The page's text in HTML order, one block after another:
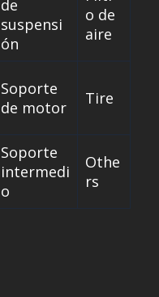
de
suspensi
ón
o de
aire
Soporte
de motor
Tire
Soporte
intermedi
o
Othe
rs